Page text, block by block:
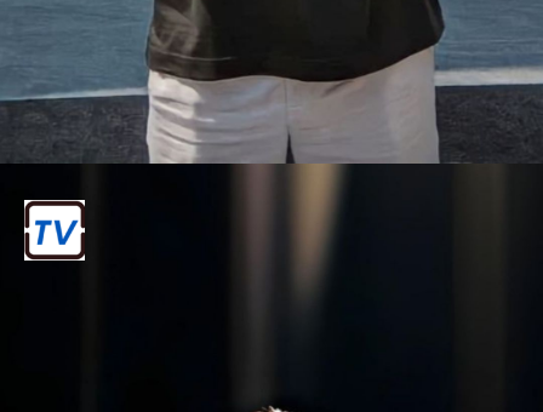
विराट कोहली: क्रिकेट के इस सुपरस्टार की
सोशल मीडिया पर अपार फॉलोइंग है। उनका खेल
और पर्सनल लाइफ दोनों ही मीडिया और फैंस के